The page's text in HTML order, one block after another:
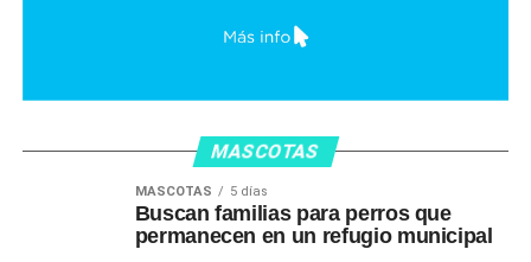
MASCOTAS
MASCOTAS 5 días
Buscan familias para perros que
permanecen en un refugio municipal